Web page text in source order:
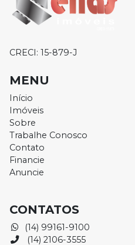
CRECI: 15-879-J
MENU
Início
Imóveis
Sobre
Trabalhe Conosco
Contato
Financie
Anuncie
CONTATOS
(14) 99161-9100
(14) 2106-3555